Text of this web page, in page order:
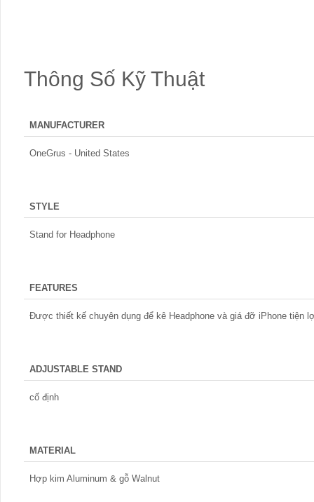
Thông Số Kỹ Thuật
MANUFACTURER
OneGrus - United States
STYLE
Stand for Headphone
FEATURES
Được thiết kế chuyên dụng để kê Headphone và giá đỡ iPhone tiện
ADJUSTABLE STAND
cố định
MATERIAL
Hợp kim Aluminum & gỗ Walnut